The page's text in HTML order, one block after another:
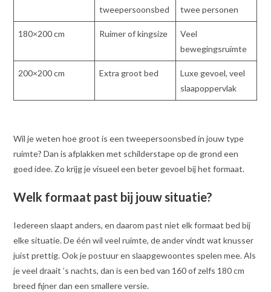
tweepersoonsbed
twee personen
180×200 cm Ruimer of kingsize
Veel
bewegingsruimte
200×200 cm Extra groot bed
Luxe gevoel, veel
slaapoppervlak
Wil je weten hoe groot is een tweepersoonsbed in jouw type
ruimte? Dan is afplakken met schilderstape op de grond een
goed idee. Zo krijg je visueel een beter gevoel bij het formaat.
Welk formaat past bij jouw situatie?
Iedereen slaapt anders, en daarom past niet elk formaat bed bij
elke situatie. De één wil veel ruimte, de ander vindt wat knusser
juist prettig. Ook je postuur en slaapgewoontes spelen mee. Als
je veel draait ’s nachts, dan is een bed van 160 of zelfs 180 cm
breed fijner dan een smallere versie.